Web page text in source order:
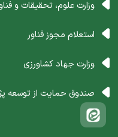
وزارت علوم، تحقیقات و
استعلام مجوز فناور
وزارت جهاد کشاورزی
صندوق حمایت از توسعه